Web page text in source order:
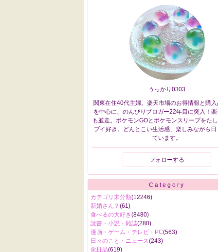
うっかり0303
関東在住40代主婦。楽天市場のお得情報と購
を中心に、のんびりブロガー22年目に突入！楽
も並走。ポケモンGOとポケモンスリープをた
ブイ好き。どんとこい生活感、楽しみながら日
ています。
フォローする
Category
カテゴリ未分類(12246)
新婚さん？ (61)
食べるの大好き(8480)
読書・小説・雑誌(280)
漫画・ゲーム・テレビ・PC(563)
日々のこと・ニュース(243)
化粧品(619)